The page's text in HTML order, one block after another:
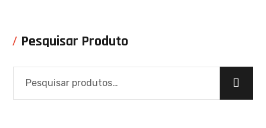
Pesquisar Produto